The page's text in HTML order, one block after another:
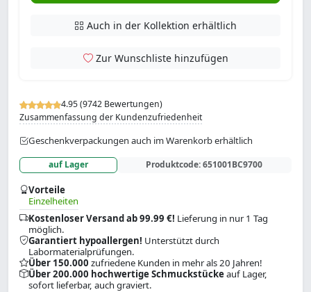
4.95 (9742 Bewertungen)
Zusammenfassung der Kundenzufriedenheit
Geschenkverpackungen auch im Warenkorb erhältlich
auf Lager Produktcode:651001BC9700
Vorteile
Einzelheiten
Kostenloser Versand ab 99.99 €! Lieferung in nur 1 Tag
möglich.
Garantiert hypoallergen! Unterstützt durch
Labormaterialprüfungen.
Über 150.000 zufriedene Kunden in mehr als 20 Jahren!
Über 200.000 hochwertige Schmuckstückeauf Lager,
sofort lieferbar, auch graviert.
Auch in der Kollektion erhältlich
Zur Wunschliste hinzufügen